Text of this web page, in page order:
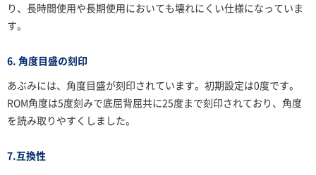
り、長時間使用や長期使用においても壊れにくい仕様になっていま
す。
6. 角度目盛の刻印
あぶみには、角度目盛が刻印されています。初期設定は0度です。
ROM角度は5度刻みで底屈背屈共に25度まで刻印されており、角度
を読み取りやすくしました。
7.互換性